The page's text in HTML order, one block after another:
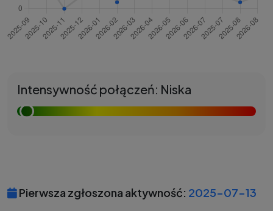
Intensywność połączeń: Niska
Pierwsza zgłoszona aktywność: 2025-07-13